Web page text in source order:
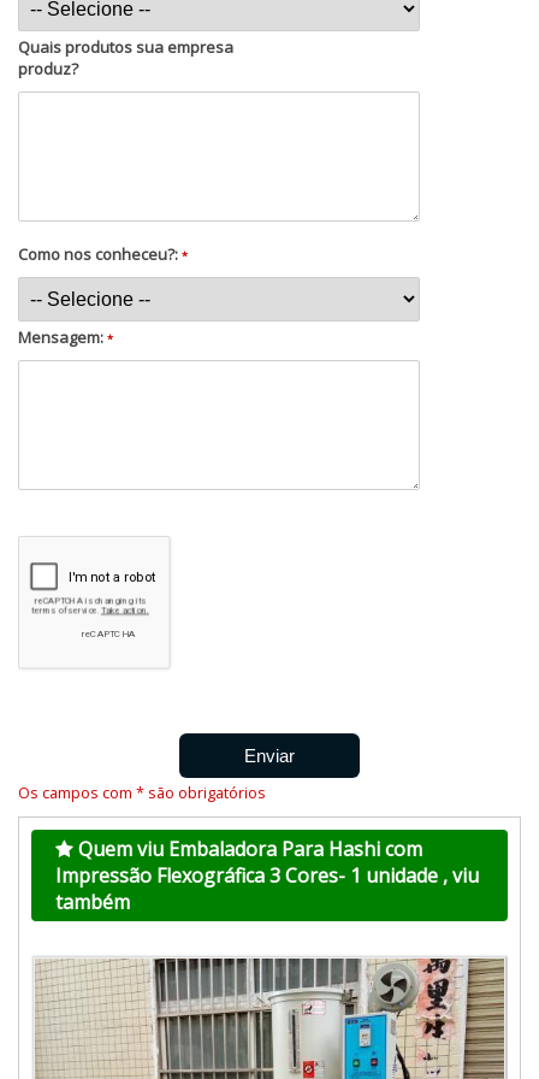
Quais produtos sua empresa
produz?
Como nos conheceu?: *
Mensagem: *
Os campos com * são obrigatórios
Quem viu Embaladora Para Hashi com
Impressão Flexográfica 3 Cores- 1 unidade , viu
também